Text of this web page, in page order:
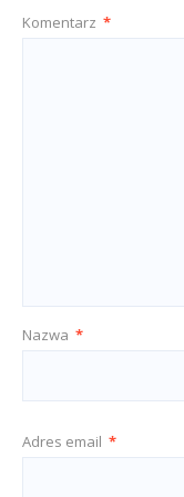
Komentarz *
Nazwa *
Adres email *